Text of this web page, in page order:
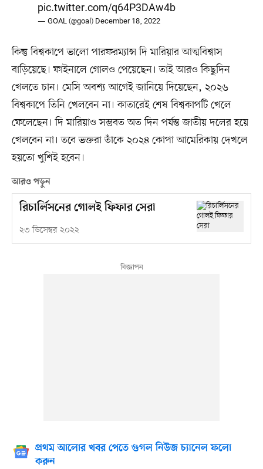
pic.twitter.com/q64P3DAw4b
— GOAL (@goal) December 18, 2022
কিন্তু বিশ্বকাপে ভালো পারফরম্যান্স দি মারিয়ার আত্মবিশ্বাস
বাড়িয়েছে। ফাইনালে গোলও পেয়েছেন। তাই আরও কিছুদিন
খেলতে চান। মেসি অবশ্য আগেই জানিয়ে দিয়েছেন, ২০২৬
বিশ্বকাপে তিনি খেলবেন না। কাতারেই শেষ বিশ্বকাপটি খেলে
ফেলেছেন। দি মারিয়াও সম্ভবত অত দিন পর্যন্ত জাতীয় দলের হয়ে
খেলবেন না। তবে ভক্তরা তাঁকে ২০২৪ কোপা আমেরিকায় দেখলে
হয়তো খুশিই হবেন।
আরও পড়ুন
রিচার্লিসনের গোলই ফিফার সেরা
২৩ ডিসেম্বর ২০২২
প্রথম আলোর খবর পেতে গুগল নিউজ চ্যানেল ফলো
করুন